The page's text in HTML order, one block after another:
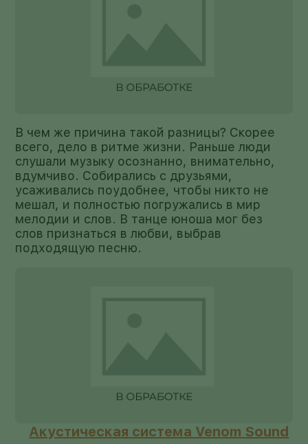
В чем же причина такой разницы? Скорее
всего, дело в ритме жизни. Раньше люди
слушали музыку осознанно, внимательно,
вдумчиво. Собирались с друзьями,
усаживались поудобнее, чтобы никто не
мешал, и полностью погружались в мир
мелодии и слов. В танце юноша мог без
слов признаться в любви, выбрав
подходящую песню.
Акустическая система Venom Sound